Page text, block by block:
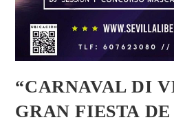
“CARNAVAL DI
GRAN FIESTA